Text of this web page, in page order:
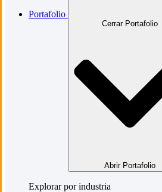
Portafolio
Cerrar Portafolio
Abrir Portafolio
Explorar por industria